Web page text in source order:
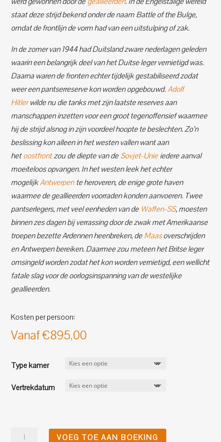
staat deze strijd bekend onder de naam Battle of the Bulge,
omdat de frontlijn de vorm had van een uitstulping of zak.
In de zomer van 1944 had Duitsland zware nederlagen geleden
waarin een belangrijk deel van het Duitse leger vernietigd was.
Daarna waren de fronten echter tijdelijk gestabiliseerd zodat
weer een pantserreserve kon worden opgebouwd.Adolf
Hitlerwilde nu die tanks met zijn laatste reserves aan
manschappen inzetten voor een groot tegenoffensief waarmee
hij de strijd alsnog in zijn voordeel hoopte te beslechten. Zo’n
beslissing kon alleen in het westen vallen want aan
hetoostfrontzou de diepte van deSovjet-Unieiedere aanval
moeiteloos opvangen. In het westen leek het echter
mogelijkAntwerpente heroveren, de enige grote haven
waarmee de geallieerden voorraden konden aanvoeren. Twee
pantserlegers, met veel eenheden van de Waffen-SS, moesten
binnen zes dagen bij verrassing door de zwak met Amerikaanse
troepen bezette Ardennen heenbreken, deMaasoverschrijden
en Antwerpen bereiken. Daarmee zou meteen het Britse leger
omsingeld worden zodat het kon worden vernietigd, een wellicht
fatale slag voor de oorlogsinspanning van de westelijke
geallieerden.
Kosten per persoon:
Vanaf€895,00
Type kamer
Vertrekdatum
VOEG TOE AAN BOEKING